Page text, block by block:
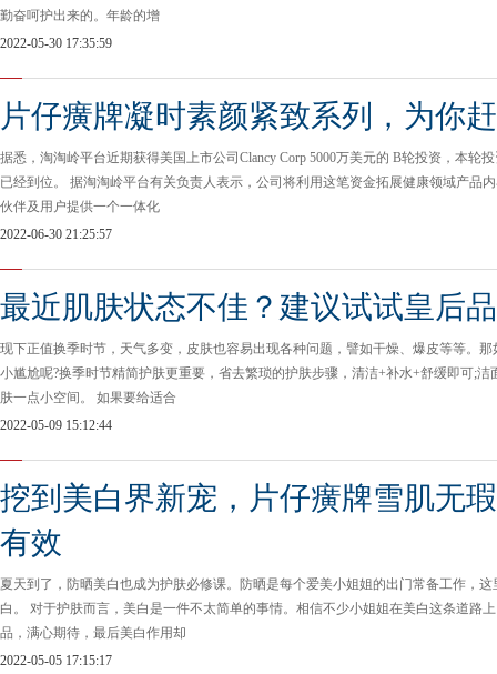
勤奋呵护出来的。年龄的增
2022-05-30 17:35:59
片仔癀牌凝时素颜紧致系列，为你
据悉，淘淘岭平台近期获得美国上市公司Clancy Corp 5000万美元的 B轮投资，本轮
已经到位。 据淘淘岭平台有关负责人表示，公司将利用这笔资金拓展健康领域产品
伙伴及用户提供一个一体化
2022-06-30 21:25:57
最近肌肤状态不佳？建议试试皇后
现下正值换季时节，天气多变，皮肤也容易出现各种问题，譬如干燥、爆皮等等。
小尴尬呢?换季时节精简护肤更重要，省去繁琐的护肤步骤，清洁+补水+舒缓即可;
肤一点小空间。 如果要给适合
2022-05-09 15:12:44
挖到美白界新宠，片仔癀牌雪肌无
有效
夏天到了，防晒美白也成为护肤必修课。防晒是每个爱美小姐姐的出门常备工作，
白。 对于护肤而言，美白是一件不太简单的事情。相信不少小姐姐在美白这条道路
品，满心期待，最后美白作用却
2022-05-05 17:15:17